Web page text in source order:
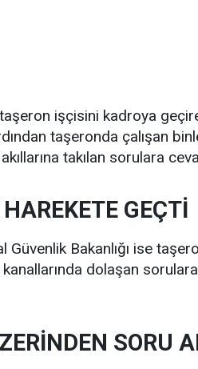
işçisini kadroya
taşeronda çalışan
takılan sorulara
GEÇTİ
Güvenlik Bakanlığı ise
dolaşan
SORU